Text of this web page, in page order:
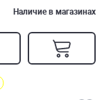
Наличие в магазинах